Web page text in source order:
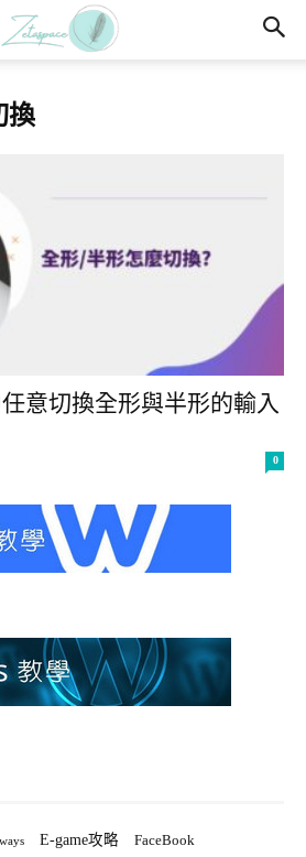
換
意切換全形與半形的輸入
0
E-game攻略 FaceBook